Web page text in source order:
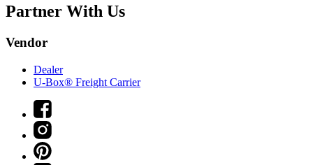
Partner With Us
Vendor
Dealer
U-Box® Freight Carrier